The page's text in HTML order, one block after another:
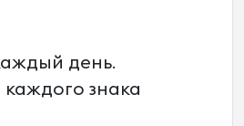
день.
знака